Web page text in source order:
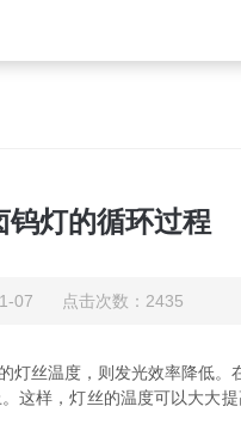
钨灯的循环过程
07 点击次数：2435
丝温度，则发光效率降低
样，灯丝的温度可以大大